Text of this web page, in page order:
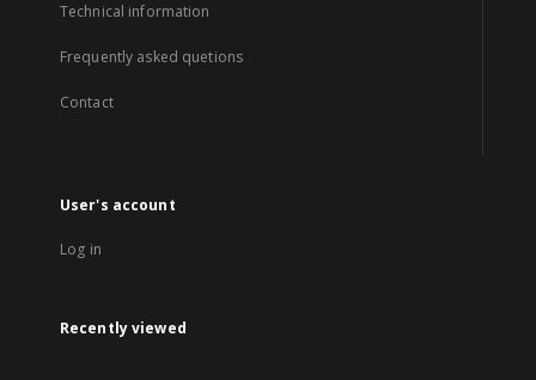
Technical information
Frequently asked quetions
Contact
User's account
Log in
Recently viewed